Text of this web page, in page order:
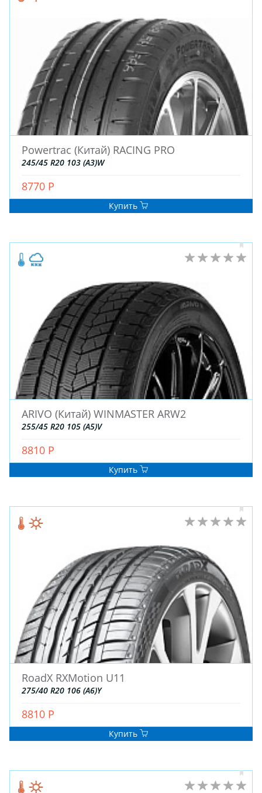
Powertrac (Китай) RACING PRO
245/45 R20 103 (A3)W
8770 Р
Купить
ARIVO (Китай) WINMASTER ARW2
255/45 R20 105 (A5)V
8810 Р
Купить
RoadX RXMotion U11
275/40 R20 106 (A6)Y
8810 Р
Купить